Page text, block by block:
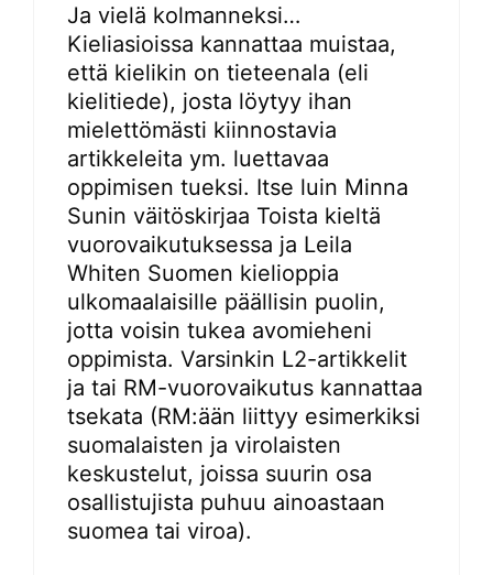
Ja vielä kolmanneksi…
Kieliasioissa kannattaa muistaa,
että kielikin on tieteenala (eli
kielitiede), josta löytyy ihan
mielettömästi kiinnostavia
artikkeleita ym. luettavaa
oppimisen tueksi. Itse luin Minna
Sunin väitöskirjaa Toista kieltä
vuorovaikutuksessa ja Leila
Whiten Suomen kielioppia
ulkomaalaisille päällisin puolin,
jotta voisin tukea avomieheni
oppimista. Varsinkin L2-artikkelit
ja tai RM-vuorovaikutus kannattaa
tsekata (RM:ään liittyy esimerkiksi
suomalaisten ja virolaisten
keskustelut, joissa suurin osa
osallistujista puhuu ainoastaan
suomea tai viroa).